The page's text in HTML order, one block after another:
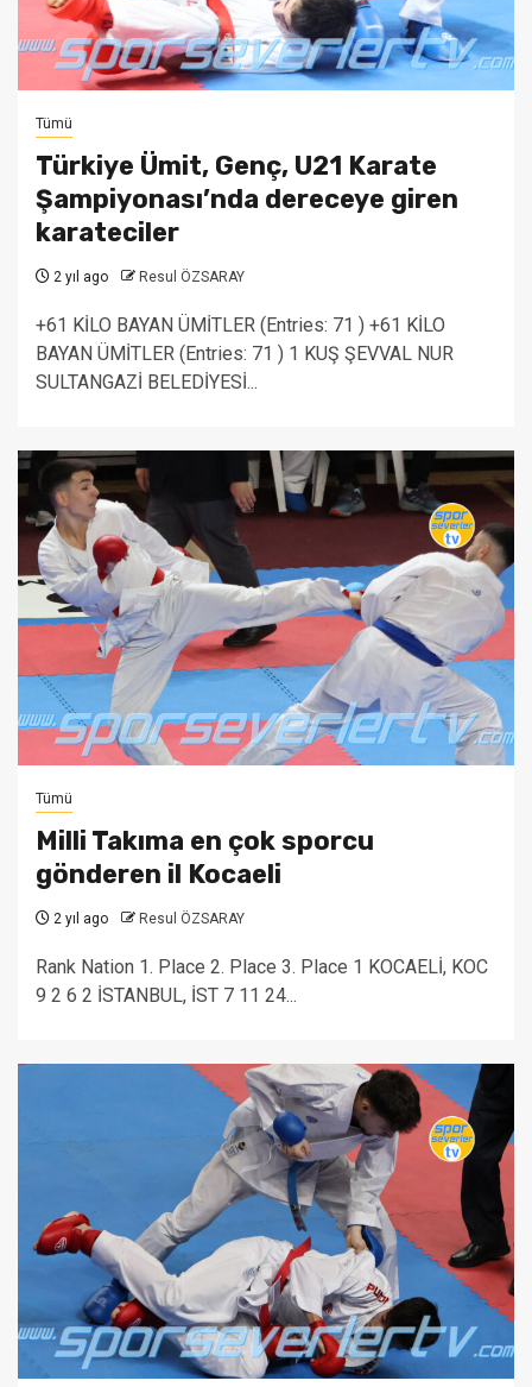
Tümü
Türkiye Ümit, Genç, U21 Karate
Şampiyonası’nda dereceye giren
karateciler
2 yıl ago Resul ÖZSARAY
+61 KİLO BAYAN ÜMİTLER (Entries: 71 ) +61 KİLO
BAYAN ÜMİTLER (Entries: 71 ) 1 KUŞ ŞEVVAL NUR
SULTANGAZİ BELEDİYESİ...
Tümü
Milli Takıma en çok sporcu
gönderen il Kocaeli
2 yıl ago Resul ÖZSARAY
Rank Nation 1. Place 2. Place 3. Place 1 KOCAELİ, KOC
9 2 6 2 İSTANBUL, İST 7 11 24...